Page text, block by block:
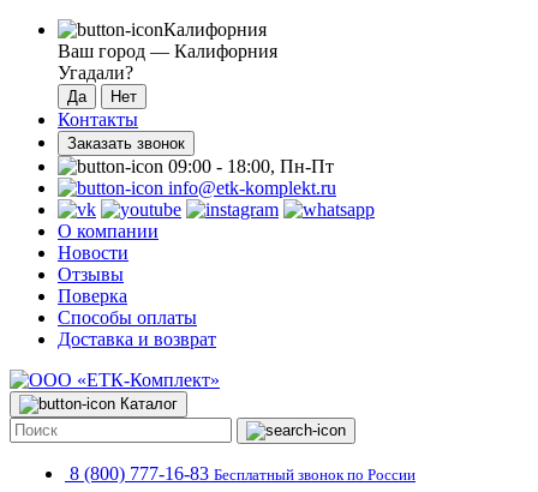
Калифорния
Ваш город — Калифорния
Угадали?
Контакты
Заказать звонок
09:00 - 18:00, Пн-Пт
info@etk-komplekt.ru
О компании
Новости
Отзывы
Поверка
Способы оплаты
Доставка и возврат
Каталог
8 (800) 777-16-83 Бесплатный звонок по России